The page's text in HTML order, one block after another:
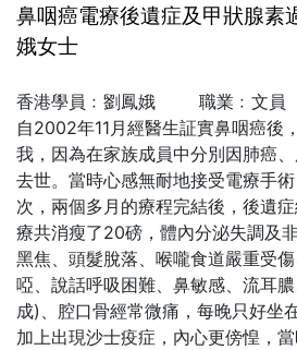
鼻咽癌電療後遺症及甲狀腺素
娥女士
香港學員﹕劉鳳娥 職業﹕文員
自2002年11月經醫生証實鼻咽癌後
我，因為在家族成員中分別因肺癌
去世。當時心感無耐地接受電療手
次，兩個多月的療程完結後，後遺
療共消瘦了20磅，體內分泌失調及
黑焦、頭髮脫落、喉嚨食道嚴重受
啞、說話呼吸困難、鼻敏感、流耳
成)、腔口骨經常微痛，每晚只好坐
加上出現沙士疫症，內心更傍惶，